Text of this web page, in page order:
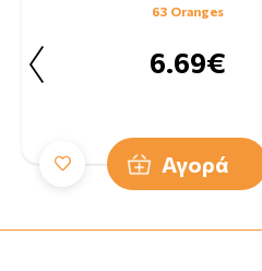
63 Oranges
6.69€
Αγορά